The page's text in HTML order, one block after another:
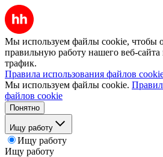
Мы используем файлы cookie, чтобы
правильную работу нашего веб-сайта
трафик.
Правила использования файлов
Мы используем файлы cookie.
файлов cookie
Понятно
Ищу работу
Ищу работу
Ищу работу